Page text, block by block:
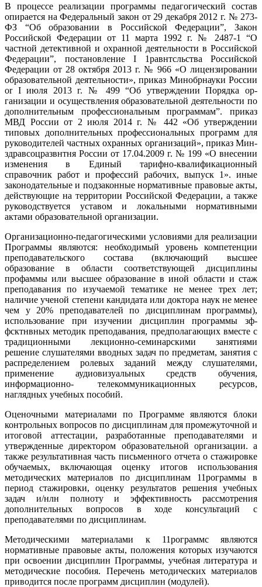
В процессе реализации программы педагогический состав
опирается на Федеральный закон от 29 декабря 2012 г. № 273-
ФЗ “Об образовании в Рос­сийской Федерации”, Закон
Российской Федерации от 11 марта 1992 г. № 2487-1 “О
частной детективной и охранной деятельности в Российской
Феде­рации”, постановление I 1равнтсльства Российской
Федерации от 28 октября 2013 г. № 966 «О лицензировании
образовательной деятельности», приказ Минобрнауки России
or I июля 2013 г. № 499 “Об утверждении Порядка ор­
ганизации и осуществления образовательной деятельности по
дополнитель­ным профессиональным программам”. приказ
МВД России от 2 июля 2014 г. № 442 «Об утверждении
типовых дополнительных профессиональных про­грамм для
руководителей частных охранных организаций», приказ Мин-
здравсоцразвнтня России от 17.04.2009 г. № 199 «О внесении
изменения в Единый тарифно-квалификационный
справочник работ и профессий рабо­чих, выпуск 1». иные
законодательные и подзаконные нормативные право­вые акты,
действующие на территории Российской Федерации, а также
руко­водствуется уставом и локальными нормативными
актами образовательной организации.
Организационно-педагогическими условиями для реализации
Про­граммы являются: необходимый уровень компетенции
преподавательского состава (включающий высшее
образование в области соответствующей дис­циплины
профаммы или высшее образование в иной области и стаж
препо­давания по изучаемой тематике не менее трех лет;
наличие ученой степени кандидата или доктора наук не менее
чем у 20% преподавателей по дисцип­линам программы),
использование при изучении дисциплин программы зф-
фсктнвных методик преподавания, предполагающих вместе с
традиционны­ми лекционно-семинарскими занятиями
решение слушателями вводных за­дач по предметам, занятия с
распределением ролевых заданий между слуша­телями,
применение аудиовизуальных средств обучения,
информационно- телекоммуникационных ресурсов,
наглядных учебных пособий.
Оценочными материалами по Программе являются блоки
контрольных вопросов по дисциплинам для промежуточной и
итоговой аттестации, разра­ботанные преподавателями и
утвержденные директором образовательной ор­ганизации. а
также результативная часть письменного отчета о стажировке
обучаемых, включающая оценку итогов использования
методических мате­риалов по дисциплинам 11рограммы в
период стажировки, оценку результа­тов решения учебных
задач и/нлн полноту и эффективность рассмотрения
дополнительных вопросов в ходе консультаций с
преподавателями по дисци­плинам.
Методическими материалами к 11рограммс являются
нормативные пра­вовые акты, положения которых изучаются
при освоении дисциплин Про­граммы, учебная литература и
методические пособия. Перечень методиче­ских материалов
приводится после программ дисциплин (модулей).